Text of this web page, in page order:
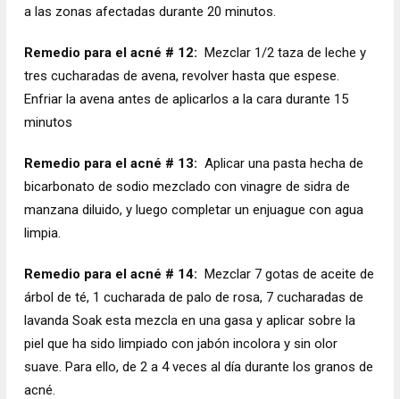
a las zonas afectadas durante 20 minutos.
Remedio para el acné # 12: Mezclar 1/2 taza de leche y
tres cucharadas de avena, revolver hasta que espese.
Enfriar la avena antes de aplicarlos a la cara durante 15
minutos
Remedio para el acné # 13: Aplicar una pasta hecha de
bicarbonato de sodio mezclado con vinagre de sidra de
manzana diluido, y luego completar un enjuague con agua
limpia.
Remedio para el acné # 14: Mezclar 7 gotas de aceite de
árbol de té, 1 cucharada de palo de rosa, 7 cucharadas de
lavanda Soak esta mezcla en una gasa y aplicar sobre la
piel que ha sido limpiado con jabón incolora y sin olor
suave. Para ello, de 2 a 4 veces al día durante los granos de
acné.